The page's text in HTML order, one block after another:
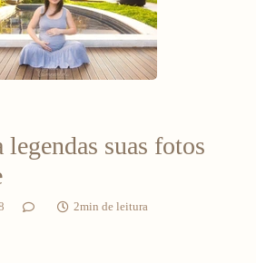
legendas suas fotos
2min de leitura